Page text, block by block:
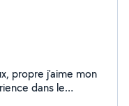
propre j'aime mon
dans le